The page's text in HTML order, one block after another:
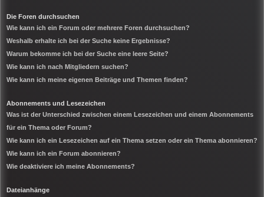
Die Foren durchsuchen
Wie kann ich ein Forum oder mehrere Foren durchsuchen?
Weshalb erhalte ich bei der Suche keine Ergebnisse?
Warum bekomme ich bei der Suche eine leere Seite?
Wie kann ich nach Mitgliedern suchen?
Wie kann ich meine eigenen Beiträge und Themen finden?
Abonnements und Lesezeichen
Was ist der Unterschied zwischen einem Lesezeichen und einem Abonnements
für ein Thema oder Forum?
Wie kann ich ein Lesezeichen auf ein Thema setzen oder ein Thema abonnieren?
Wie kann ich ein Forum abonnieren?
Wie deaktiviere ich meine Abonnements?
Dateianhänge